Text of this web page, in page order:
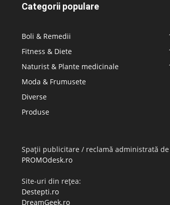
Categorii populare
Boli & Remedii
Fitness & Diete
Naturist & Plante medicinale
Moda & Frumusete
Diverse
Produse
Spații publicitare / reclamă administrată de
PROMOdesk.ro
Site-uri din rețea:
Destepti.ro
DreamGeek.ro